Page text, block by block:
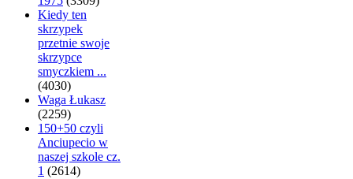
Kiedy ten
skrzypek
przetnie swoje
skrzypce
smyczkiem ...
(4030)
Waga Łukasz
(2259)
150+50 czyli
Anciupecio w
naszej szkole cz.
1 (2614)